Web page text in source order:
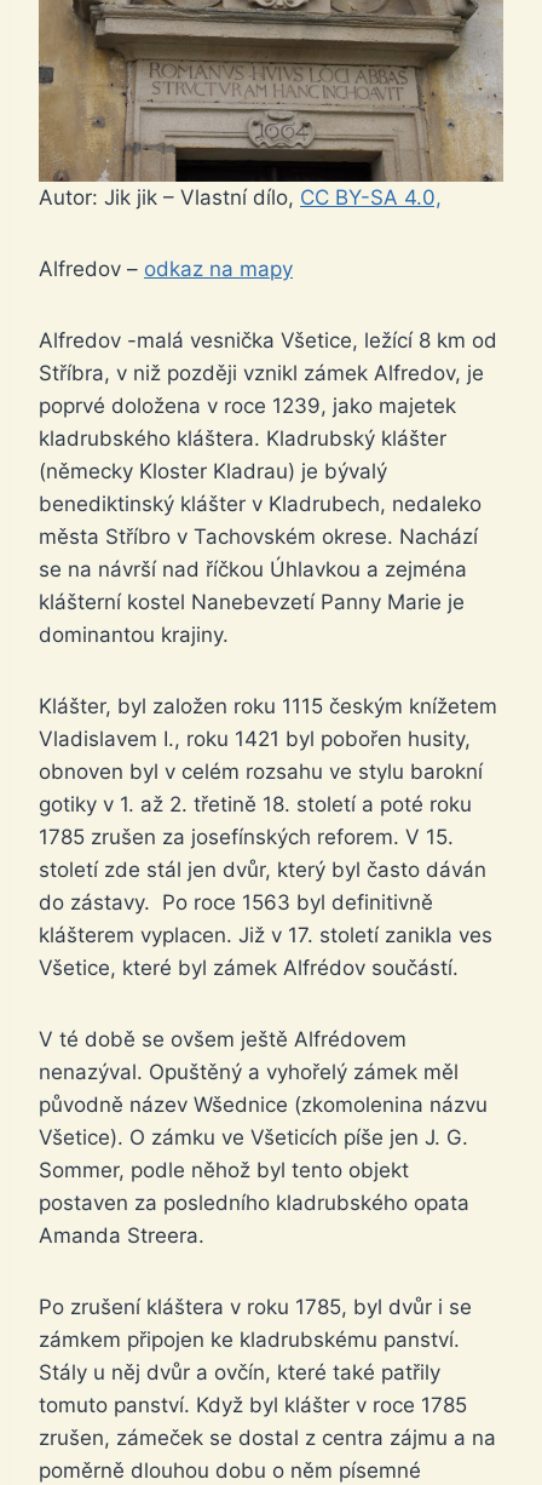
Autor: Jik jik – Vlastní dílo, CC BY-SA 4.0,
Alfredov – odkaz na mapy
Alfredov -malá vesnička Všetice, ležící 8 km od
Stříbra, v niž později vznikl zámek Alfredov, je
poprvé doložena v roce 1239, jako majetek
kladrubského kláštera. Kladrubský klášter
(německy Kloster Kladrau) je bývalý
benediktinský klášter v Kladrubech, nedaleko
města Stříbro v Tachovském okrese. Nachází
se na návrší nad říčkou Úhlavkou a zejména
klášterní kostel Nanebevzetí Panny Marie je
dominantou krajiny.
Klášter, byl založen roku 1115 českým knížetem
Vladislavem I., roku 1421 byl pobořen husity,
obnoven byl v celém rozsahu ve stylu barokní
gotiky v 1. až 2. třetině 18. století a poté roku
1785 zrušen za josefínských reforem. V 15.
století zde stál jen dvůr, který byl často dáván
do zástavy. Po roce 1563 byl definitivně
klášterem vyplacen. Již v 17. století zanikla ves
Všetice, které byl zámek Alfrédov součástí.
V té době se ovšem ještě Alfrédovem
nenazýval. Opuštěný a vyhořelý zámek měl
původně název Wšednice (zkomolenina názvu
Všetice). O zámku ve Všeticích píše jen J. G.
Sommer, podle něhož byl tento objekt
postaven za posledního kladrubského opata
Amanda Streera.
Po zrušení kláštera v roku 1785, byl dvůr i se
zámkem připojen ke kladrubskému panství.
Stály u něj dvůr a ovčín, které také patřily
tomuto panství. Když byl klášter v roce 1785
zrušen, zámeček se dostal z centra zájmu a na
poměrně dlouhou dobu o něm písemné